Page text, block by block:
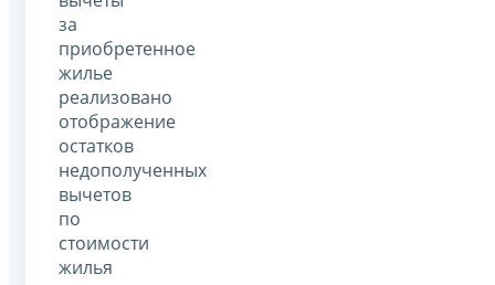
за
приобретенное
жилье
реализовано
отображение
остатков
недополученных
вычетов
по
стоимости
жилья